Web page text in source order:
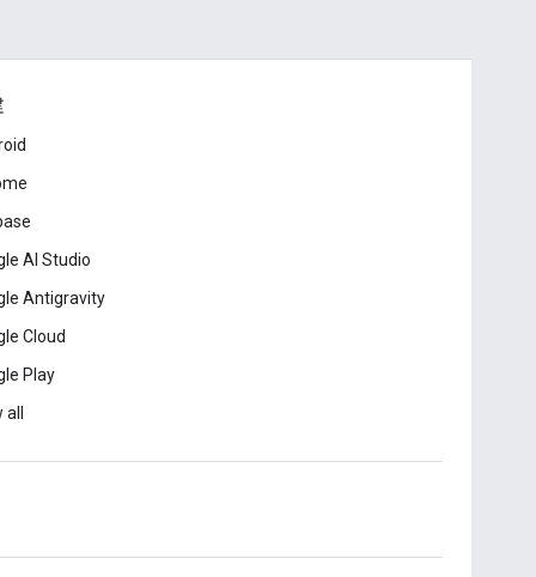
AI Studio
Antigravity
Cloud
Play